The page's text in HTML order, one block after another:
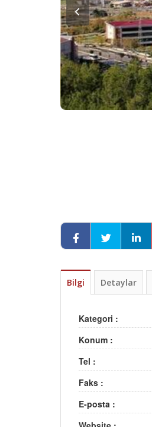
Bilgi Detaylar
Kategori :
Konum :
Tel :
Faks :
E-posta :